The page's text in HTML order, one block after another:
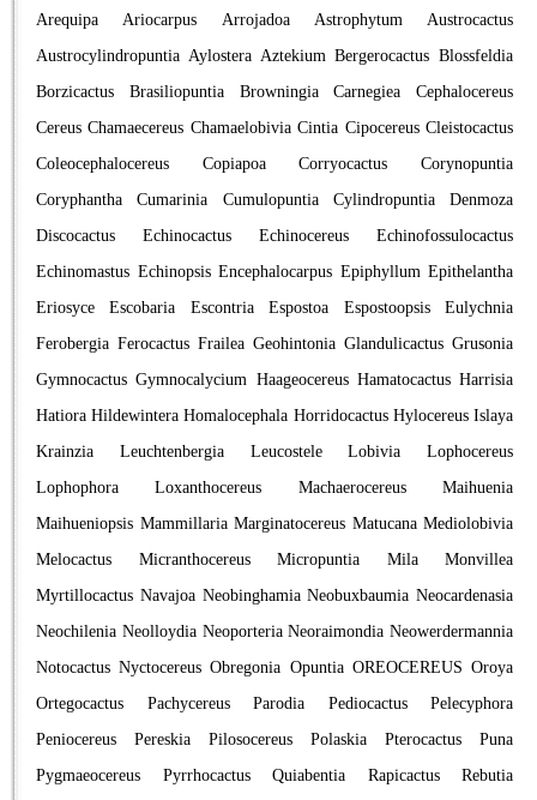
Arequipa
Ariocarpus Arrojadoa Astrophytum
Austrocactus
Austrocylindropuntia Aylostera Aztekium Bergerocactus Blossfeldia
Borzicactus
Brasiliopuntia Browningia Carnegiea
Cephalocereus
Cereus Chamaecereus Chamaelobivia Cintia Cipocereus Cleistocactus
Coleocephalocereus
Copiapoa Corryocactus
Corynopuntia
Coryphantha
Cumarinia Cumulopuntia Cylindropuntia
Denmoza
Discocactus
Echinocactus Echinocereus
Echinofossulocactus
Echinomastus Echinopsis Encephalocarpus Epiphyllum Epithelantha
Eriosyce
Escobaria Escontria Espostoa Espostoopsis
Eulychnia
Ferobergia Ferocactus Frailea Geohintonia Glandulicactus Grusonia
Gymnocactus Gymnocalycium Haageocereus Hamatocactus Harrisia
Hatiora Hildewintera Homalocephala Horridocactus Hylocereus Islaya
Krainzia
Leuchtenbergia Leucostele Lobivia
Lophocereus
Lophophora
Loxanthocereus Machaerocereus
Maihuenia
Maihueniopsis Mammillaria Marginatocereus Matucana Mediolobivia
Melocactus
Micranthocereus Micropuntia Mila
Monvillea
Myrtillocactus Navajoa Neobinghamia Neobuxbaumia Neocardenasia
Neochilenia Neolloydia Neoporteria Neoraimondia Neowerdermannia
Notocactus Nyctocereus Obregonia Opuntia OREOCEREUS Oroya
Ortegocactus
Pachycereus Parodia Pediocactus
Pelecyphora
Peniocereus
Pereskia Pilosocereus Polaskia Pterocactus
Puna
Pygmaeocereus
Pyrrhocactus Quiabentia Rapicactus Rebutia